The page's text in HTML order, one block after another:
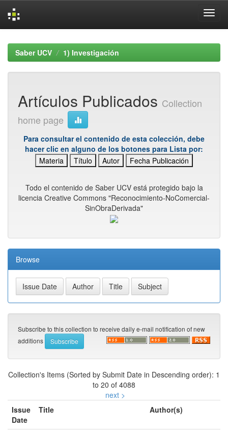
navigationSaber UCV 1) Investigación
Artículos Publicados Collection
home page
Para consultar el contenido de esta colección, debe
hacer clic en alguno de los botones para Lista por:
Materia
Título Autor Fecha Publicación
Todo el contenido de Saber UCV está protegido bajo la
licencia Creative Commons "Reconocimiento-NoComercial-
SinObraDerivada"
Browse
Subscribe to this collection to receive daily e-mail notification of new
additions
Collection's Items (Sorted by Submit Date in Descending order): 1
to 20 of 4088
next >
Issue
Date
Title Author(s)